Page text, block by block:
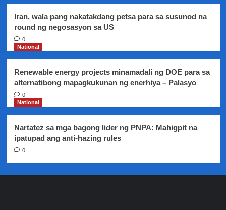
Iran, wala pang nakatakdang petsa para sa susunod na
round ng negosasyon sa US
0
National
Renewable energy projects minamadali ng DOE para sa
alternatibong mapagkukunan ng enerhiya – Palasyo
0
National
Nartatez sa mga bagong lider ng PNPA: Mahigpit na
ipatupad ang anti-hazing rules
0